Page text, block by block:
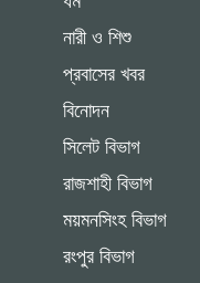
নারী ও শিশু
প্রবাসের খবর
বিনোদন
সিলেট বিভাগ
রাজশাহী বিভাগ
ময়মনসিংহ বিভাগ
রংপুর বিভাগ